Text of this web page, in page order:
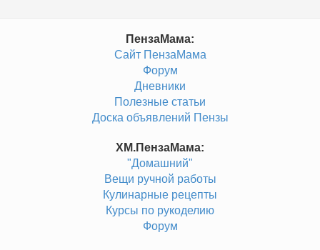
ПензаМама:
Сайт ПензаМама
Форум
Дневники
Полезные статьи
Доска объявлений Пензы
ХМ.ПензаМама:
"Домашний"
Вещи ручной работы
Кулинарные рецепты
Курсы по рукоделию
Форум